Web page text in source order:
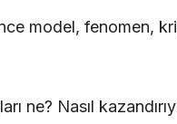
model, fenomen,
ne? Nasıl